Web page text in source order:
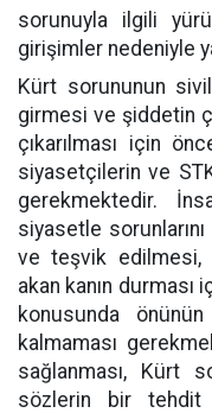
sorunuyla ilgili
girişimler nedeniyle
Kürt sorununun
girmesi ve şiddetin
çıkarılması için
siyasetçilerin ve
gerekmektedir.
siyasetle
ve teşvik edilmesi,
akan kanın
konusunda
kalmaması
sağlanması, Kürt
sözlerin bir tehdit